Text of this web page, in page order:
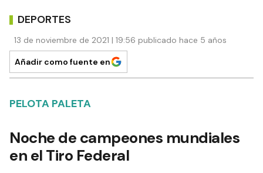
DEPORTES
13 de noviembre de 2021 | 19:56 publicado hace 5 años
Añadir como fuente en
PELOTA PALETA
Noche de campeones mundiales
en el Tiro Federal